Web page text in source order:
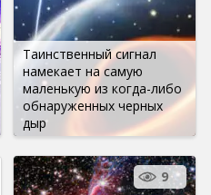
Таинственный сигнал
намекает на самую
маленькую из когда-либо
обнаруженных черных
дыр
9